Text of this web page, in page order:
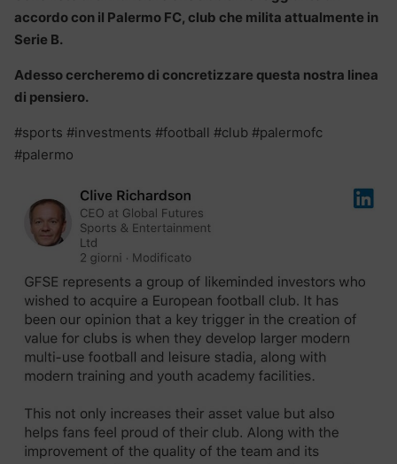
accordo con il Palermo FC, club che milita attualmente in
Serie B.
Adesso cercheremo di concretizzare questa nostra linea
di pensiero.
#sports #investments #football #club #palermofc
#palermo